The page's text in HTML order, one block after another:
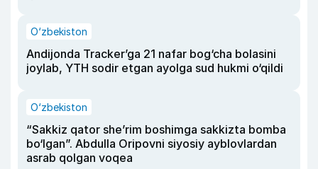
O‘zbekiston
Andijonda Tracker’ga 21 nafar bog‘cha bolasini
joylab, YTH sodir etgan ayolga sud hukmi o‘qildi
O‘zbekiston
“Sakkiz qator she’rim boshimga sakkizta bomba
bo‘lgan”. Abdulla Oripovni siyosiy ayblovlardan
asrab qolgan voqea